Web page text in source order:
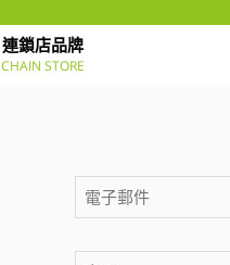
連鎖店品牌
CHAIN STORE